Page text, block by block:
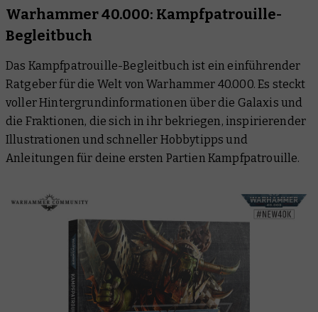
Warhammer 40.000: Kampfpatrouille-
Begleitbuch
Das Kampfpatrouille-Begleitbuch ist ein einführender
Ratgeber für die Welt von Warhammer 40.000. Es steckt
voller Hintergrundinformationen über die Galaxis und
die Fraktionen, die sich in ihr bekriegen, inspirierender
Illustrationen und schneller Hobbytipps und
Anleitungen für deine ersten Partien Kampfpatrouille.